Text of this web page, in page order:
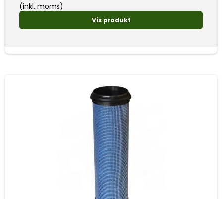
(inkl. moms)
Vis produkt